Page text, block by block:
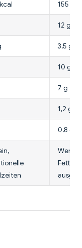
155
12 g
3,5 g
10 g
7 g
1,2 g
0,8 g
Wenig
Fett,